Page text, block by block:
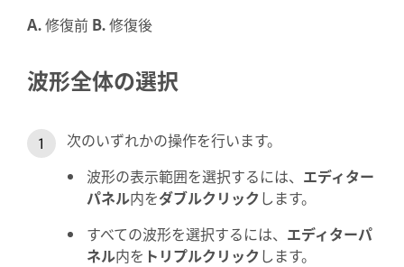
A.修復前 B.修復後
波形全体の選択
次のいずれかの操作を行います。
波形の表示範囲を選択するには、 エディター
パネル内をダブルクリック します。
すべての波形を選択するには、 エディターパ
ネル内を トリプルクリック します。